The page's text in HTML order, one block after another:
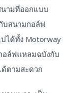
ามที่ออกแบบ
บสนามกอล์ฟ
ได้ทั้ง Motorway
อล์ฟแหลมฉบังกับ
ด้ตามสะดวก